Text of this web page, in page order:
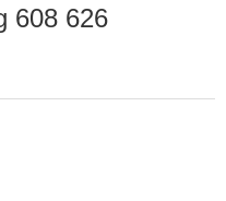
608 626